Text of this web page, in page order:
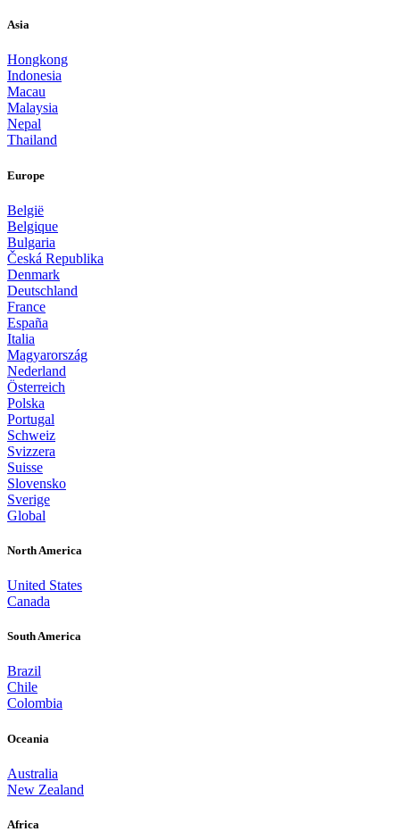
Asia
Hongkong
Indonesia
Macau
Malaysia
Nepal
Thailand
Europe
België
Belgique
Bulgaria
Česká Republika
Denmark
Deutschland
France
España
Italia
Magyarország
Nederland
Österreich
Polska
Portugal
Schweiz
Svizzera
Suisse
Slovensko
Sverige
Global
North America
United States
Canada
South America
Brazil
Chile
Colombia
Oceania
Australia
New Zealand
Africa